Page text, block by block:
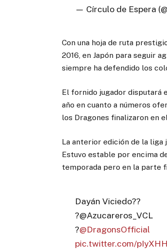
— Círculo de Espera
Con una hoja de ruta
2016, en Japón para seguir
siempre ha defendido los
El fornido jugador disputará
año en cuanto a números
los Dragones finalizaron en
La anterior edición de la
Estuvo estable por encima
temporada pero en la parte
Dayán Viciedo??
?@Azucareros_VCL
?@DragonsOfficial
pic.twitter.com/